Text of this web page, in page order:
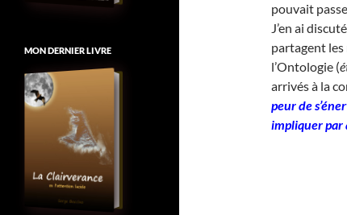
pouvait
J’en ai
partagent les
l’Ontologie (
arrivés à la
peur de
impliquer par
MON DERNIER LIVRE